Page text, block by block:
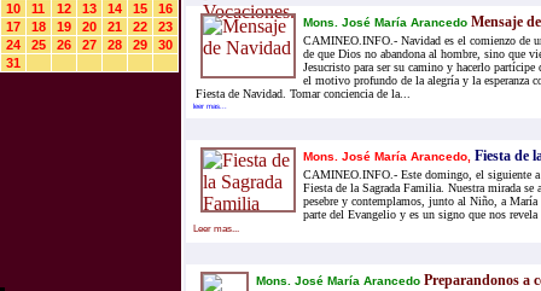
10
11 12 13 14 15
16
17
18 19 20 21 22
23
24
25 26 27 28 29
30
31
Mons. José María Arancedo Mensaje
CAMINEO.INFO.- Navidad es el comienzo de
de que Dios no abandona al hombre, sino que
Jesucristo para ser su camino y hacerlo partícipe
el motivo profundo de la alegría y la esperanza
Fiesta de Navidad. Tomar conciencia de la...
leer mas...
Mons. José María Arancedo, Fiesta de
CAMINEO.INFO.- Este domingo, el siguiente a
Fiesta de la Sagrada Familia. Nuestra mirada se
pesebre y contemplamos, junto al Niño, a María
parte del Evangelio y es un signo que nos
Leer mas...
Mons. José María Arancedo Preparandonos a